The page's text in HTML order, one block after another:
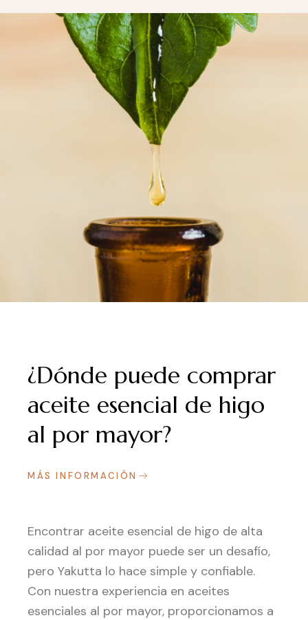
¿Dónde puede comprar
aceite esencial de higo
al por mayor?
MÁS INFORMACIÓN
Encontrar aceite esencial de higo de alta
calidad al por mayor puede ser un desafío,
pero Yakutta lo hace simple y confiable.
Con nuestra experiencia en aceites
esenciales al por mayor, proporcionamos a